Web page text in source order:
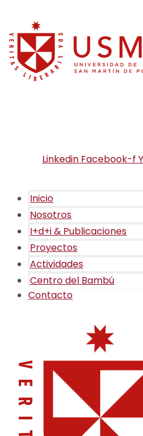
Linkedin Facebook-f
Inicio
Nosotros
I+d+i & Publicaciones
Proyectos
Actividades
Centro del Bambú
Contacto